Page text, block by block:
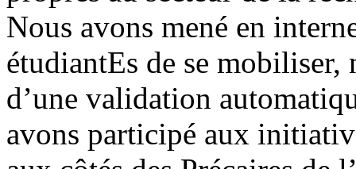
Nous avons mené en
étudiantEs de se
d’une validation
avons participé aux